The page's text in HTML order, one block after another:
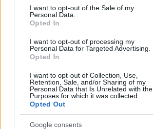
consent section.
I want to opt-out of the Sale of my
Personal Data.
Opted In
I want to opt-out of processing my
Personal Data for Targeted Advertising.
Opted In
I want to opt-out of Collection, Use,
Retention, Sale, and/or Sharing of my
Personal Data that Is Unrelated with the
Purposes for which it was collected.
Opted Out
Google consents
F
a
ce
b
o
o
k
T
w
it
te
r
Pi
n
te
re
st
h
at
s
A
p
p
h
a
re
Articolo precedente
NOTIZIE RECENTI